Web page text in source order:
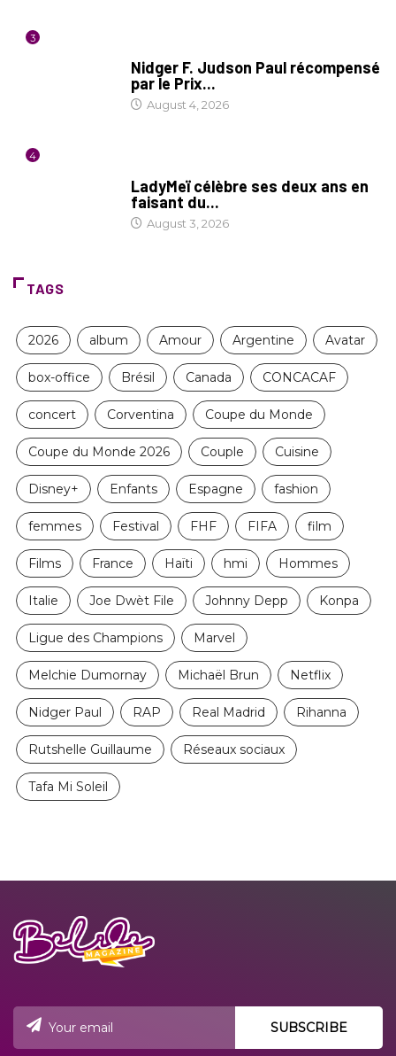
3
Nidger F. Judson Paul récompensé
par le Prix...
August 4, 2026
4
LadyMeï célèbre ses deux ans en
faisant du...
August 3, 2026
TAGS
2026 album Amour Argentine Avatar
box-office Brésil Canada CONCACAF
concert Corventina Coupe du Monde
Coupe du Monde 2026 Couple Cuisine
Disney+ Enfants Espagne fashion
femmes Festival FHF FIFA film
Films France Haïti hmi Hommes
Italie Joe Dwèt File Johnny Depp Konpa
Ligue des Champions Marvel
Melchie Dumornay Michaël Brun Netflix
Nidger Paul RAP Real Madrid Rihanna
Rutshelle Guillaume Réseaux sociaux
Tafa Mi Soleil